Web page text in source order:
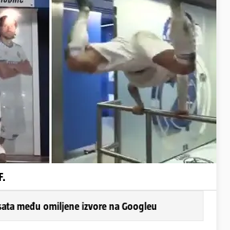
među omiljene izvore na Googleu